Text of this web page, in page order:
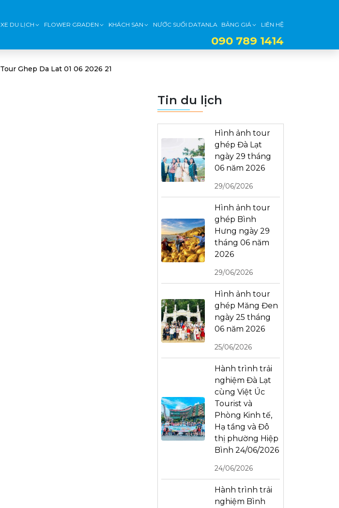
XE DU LỊCH FLOWER GRADEN KHÁCH SẠN NƯỚC SUỐI DATANLA BẢNG GIÁ LIÊN HỆ
090 789 1414
Tour Ghep Da Lat 01 06 2026 21
Tin du lịch
Hình ảnh tour
ghép Đà Lạt
ngày 29 tháng
06 năm 2026
29/06/2026
Hình ảnh tour
ghép Bình
Hưng ngày 29
tháng 06 năm
2026
29/06/2026
Hình ảnh tour
ghép Măng Đen
ngày 25 tháng
06 năm 2026
25/06/2026
Hành trình trải
nghiệm Đà Lạt
cùng Việt Úc
Tourist và
Phòng Kinh tế,
Hạ tầng và Đô
thị phường Hiệp
Bình 24/06/2026
24/06/2026
Hành trình trải
nghiệm Bình